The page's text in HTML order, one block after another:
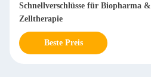
Schnellverschlüsse für Biopharma &
Zelltherapie
Beste Preis